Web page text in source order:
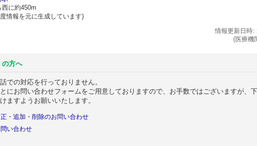
西に約450m
情報を元に生成しています)
情報更新日時:
(医療機
の方へ
での対応を行っておりません。
にお問い合わせフォームをご用意しておりますので、お手数ではございますが、
ますようお願いいたします。
・追加・削除のお問い合わせ
い合わせ